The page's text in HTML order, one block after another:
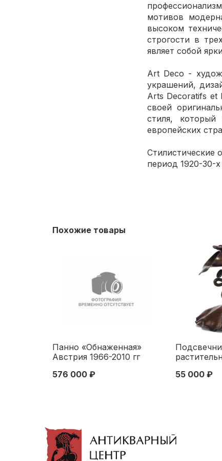
мотивов
высоком
строгости в
являет собой
Art Deco -
украшений,
Arts Decoratifs et
своей
стиля,
европейских
Стилистические
период 1920-30-х
Похожие товары
Панно «Обнаженная»
Австрия 1966-2010 гг
576 000 ₽
кон. XIX в.
55 000 ₽